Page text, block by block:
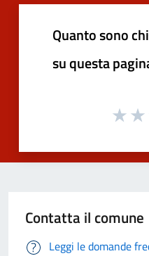
Quanto sono
su questa
Contatta il comune
Leggi le domande